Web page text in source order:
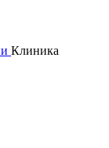
Клиника